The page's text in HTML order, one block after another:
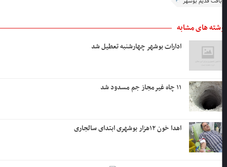
های مشابه
ادارات بوشهر چهارشنبه تعطیل شد
اهدا خون ۱۲هزار بوشهری ابتدای سالجاری